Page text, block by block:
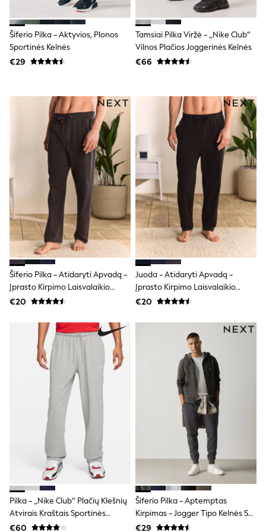
Shorts
Skirts
Sunglasses
Sunsafe Swimwear
Swimsuits
Tops & T-Shirts
All Accessories
Beach Bags
Luggage
Beach Towels
Birkenstock
Crocs
Havaianas
Pour Moi
Rayban
Skechers
Trousers
GIRLS
New In
New in from Next
New In
Trending: Top & Short Sets
Trending: Clogs
Toy Story
THE SET
98 - 110cm
116 - 134cm
140 - 174cm
All Clothing
T-Shirts
Dresses
Shorts & Skirts
Coats & Jackets
Sweatshirts & Hoodies
Knitwear
Sets & Outfits
Tops
Nightwear & Pyjamas
Trousers & Leggings
Shirts & Blouses
Swimwear
Jeans
Jumpsuits & Playsuits
Multipacks
Šiferio Pilka - Aktyvios, Plonos
Sportinės Kelnės
€29
Tamsiai Pilka Viržė - „Nike Club“
Vilnos Plačios Joggerinės Kelnės
€66
Šiferio Pilka - Atidaryti Apvadą -
Įprasto Kirpimo Laisvalaikio
Sportinės Kelnės Su Kilpine
€20
Juoda - Atidaryti Apvadą -
Įprasto Kirpimo Laisvalaikio
Sportinės Kelnės Su Kilpine
€20
Pilka - „Nike Club“ Plačių Klešnių
Atvirais Kraštais Sportinės
Kelnės
€60
Šiferio Pilka - Aptemptas
Kirpimas - Jogger Tipo Kelnės Su
„Brushback“
€29